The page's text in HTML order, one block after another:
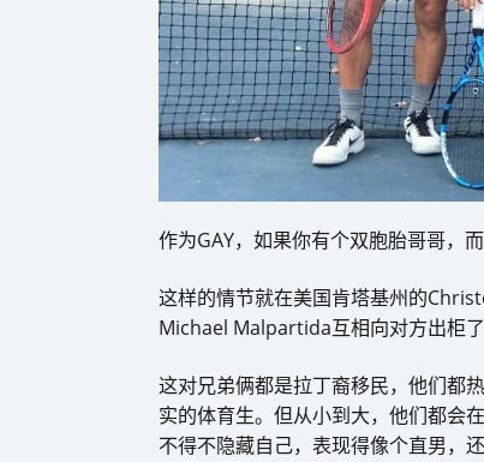
作为GAY，如果你有个双胞胎哥哥，
这样的情节就在美国肯塔基州的
Michael Malpartida互相向对方出柜了
这对兄弟俩都是拉丁裔移民，他们都
实的体育生。但从小到大，他们都会
不得不隐藏自己，表现得像个直男，